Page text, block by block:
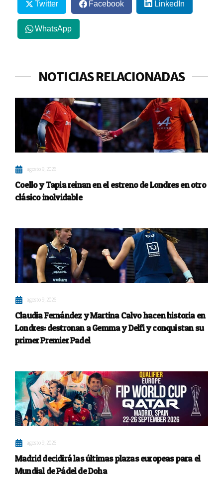
Twitter Facebook LinkedIn
WhatsApp
NOTICIAS RELACIONADAS
agosto 9, 2026
Coello y Tapia reinan en el estreno de Londres en otro
clásico inolvidable
agosto 9, 2026
Claudia Fernández y Martina Calvo hacen historia en
Londres: destronan a Gemma y Delfi y conquistan su
primer Premier Padel
agosto 9, 2026
Madrid decidirá las últimas plazas europeas para el
Mundial de Pádel de Doha